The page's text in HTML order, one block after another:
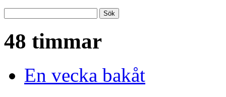
48 timmar
En vecka bakåt